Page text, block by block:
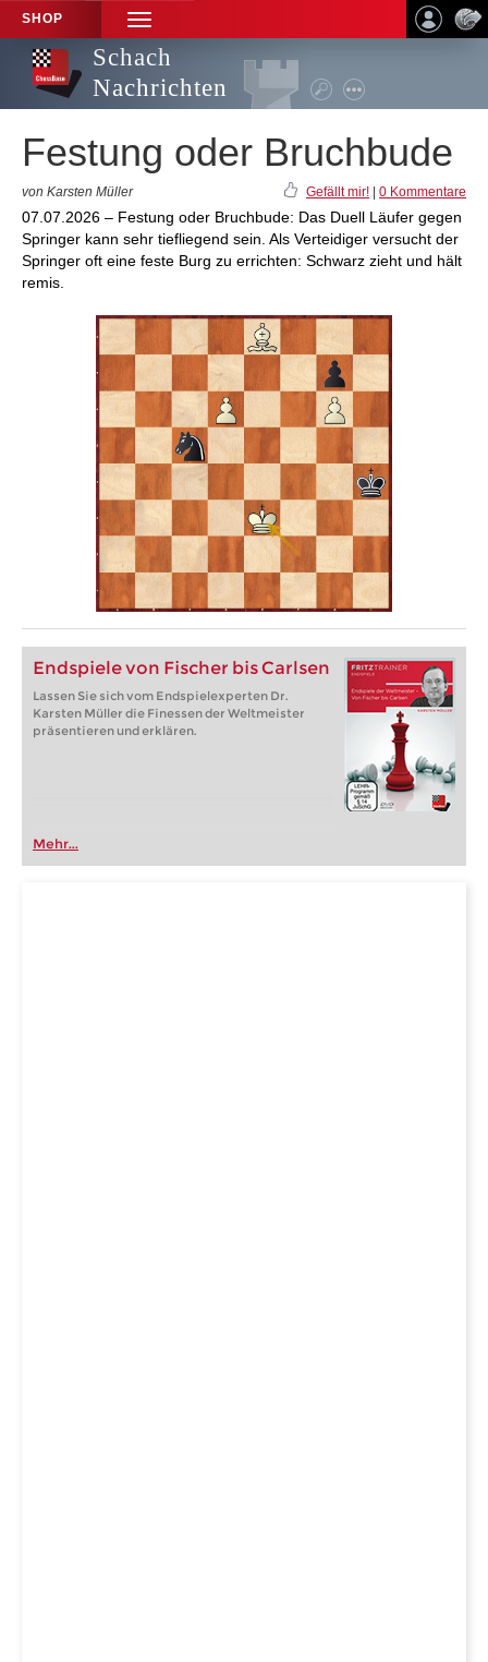
SHOP
TOGGLE
NAVIGATION
Schach
Nachrichten
Festung oder Bruchbude
von Karsten Müller Gefällt mir! 0 Kommentare
07.07.2026 – Festung oder Bruchbude: Das Duell Läufer gegen
Springer kann sehr tiefliegend sein. Als Verteidiger versucht der
Springer oft eine feste Burg zu errichten: Schwarz zieht und hält
remis.
Endspiele von Fischer bis Carlsen
Lassen Sie sich vom Endspielexperten Dr.
Karsten Müller die Finessen der Weltmeister
präsentieren und erklären.
Mehr...